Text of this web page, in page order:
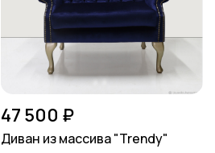
47 500 ₽
Диван из массива "Trendy"